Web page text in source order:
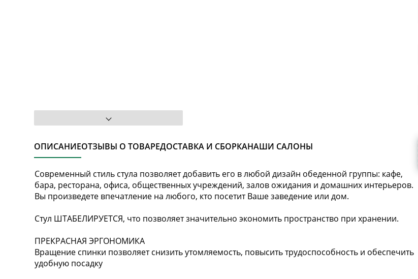
ОПИСАНИЕОТЗЫВЫ О ТОВАРЕДОСТАВКА И СБОРКАНАШИ САЛОНЫ
Современный стиль стула позволяет добавить его в любой дизайн обеденной группы: кафе,
бара, ресторана, офиса, общественных учреждений, залов ожидания и домашних интерьеров.
Вы произведете впечатление на любого, кто посетит Ваше заведение или дом.
Стул ШТАБЕЛИРУЕТСЯ, что позволяет значительно экономить пространство при хранении.
ПРЕКРАСНАЯ ЭРГОНОМИКА
Вращение спинки позволяет снизить утомляемость, повысить трудоспособность и обеспечить
удобную посадку